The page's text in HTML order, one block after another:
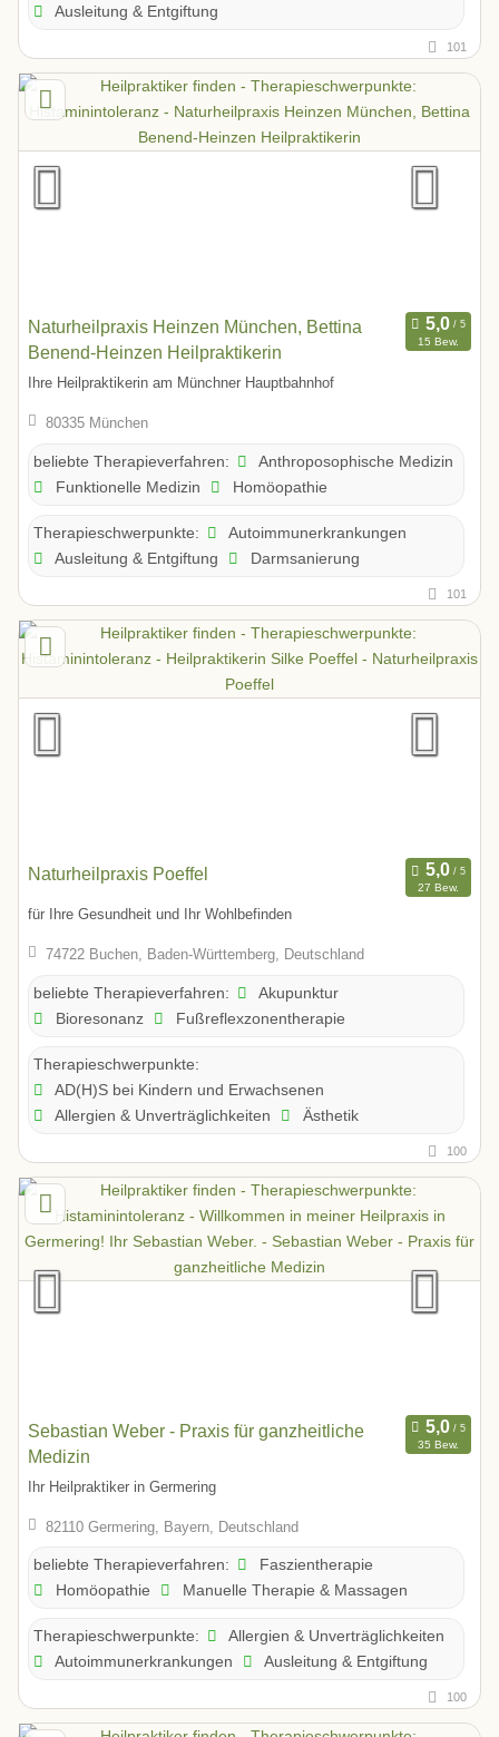
Ausleitung & Entgiftung
101
Naturheilpraxis Heinzen München, Bettina
Benend-Heinzen Heilpraktikerin
15 Bew.
Ihre Heilpraktikerin am Münchner Hauptbahnhof
80335 München
beliebte Therapieverfahren:
Anthroposophische Medizin
Funktionelle Medizin
Homöopathie
Therapieschwerpunkte:
Autoimmunerkrankungen
Ausleitung & Entgiftung
Darmsanierung
101
Naturheilpraxis Poeffel
27 Bew.
für Ihre Gesundheit und Ihr Wohlbefinden
74722 Buchen, Baden-Württemberg, Deutschland
beliebte Therapieverfahren:
Akupunktur
Bioresonanz
Fußreflexzonentherapie
Therapieschwerpunkte:
AD(H)S bei Kindern und Erwachsenen
Allergien & Unverträglichkeiten
Ästhetik
100
Sebastian Weber - Praxis für ganzheitliche
Medizin
35 Bew.
Ihr Heilpraktiker in Germering
82110 Germering, Bayern, Deutschland
beliebte Therapieverfahren:
Faszientherapie
Homöopathie
Manuelle Therapie & Massagen
Therapieschwerpunkte:
Allergien & Unverträglichkeiten
Autoimmunerkrankungen
Ausleitung & Entgiftung
100